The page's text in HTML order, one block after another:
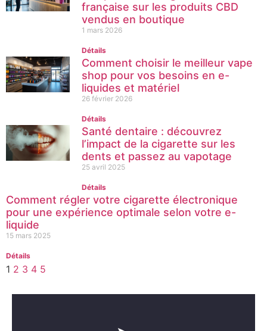
française sur les produits CBD
vendus en boutique
1 mars 2026
Détails
Comment choisir le meilleur vape
shop pour vos besoins en e-
liquides et matériel
26 février 2026
Détails
Santé dentaire : découvrez
l’impact de la cigarette sur les
dents et passez au vapotage
25 avril 2025
Détails
Comment régler votre cigarette électronique
pour une expérience optimale selon votre e-
liquide
15 mars 2025
Détails
1 2 3 4 5